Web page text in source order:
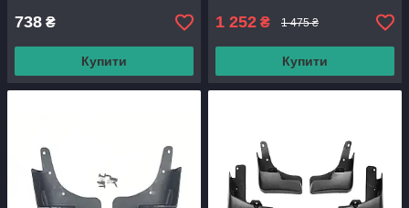
738 ₴
Купити
1 252 ₴ 1 475 ₴
Купити